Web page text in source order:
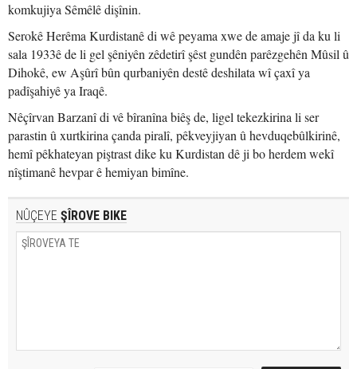
komkujiya Sêmêlê dişînin.
Serokê Herêma Kurdistanê di wê peyama xwe de amaje jî da ku li
sala 1933ê de li gel şêniyên zêdetirî şêst gundên parêzgehên Mûsil û
Dihokê, ew Aşûrî bûn qurbaniyên destê deshilata wî çaxî ya
padîşahiyê ya Iraqê.
Nêçîrvan Barzanî di vê bîranîna biêş de, ligel tekezkirina li ser
parastin û xurtkirina çanda piralî, pêkveyjiyan û hevduqebûlkirinê,
hemî pêkhateyan piştrast dike ku Kurdistan dê ji bo herdem wekî
nîştimanê hevpar ê hemiyan bimîne.
NÛÇEYE ŞÎROVE BIKE